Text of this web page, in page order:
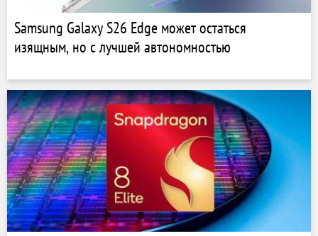
Samsung Galaxy S26 Edge может остаться
изящным, но с лучшей автономностью